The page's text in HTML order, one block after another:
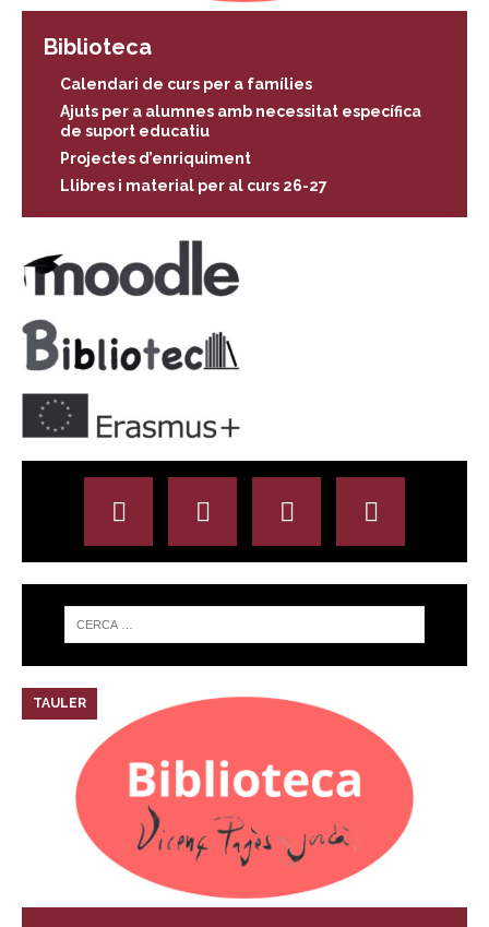
Biblioteca
Calendari de curs per a famílies
Ajuts per a alumnes amb necessitat específica
de suport educatiu
Projectes d’enriquiment
Llibres i material per al curs 26-27
TAULER